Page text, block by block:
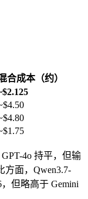
合成本（约）
4o 持平，但输
方面，Qwen3.7-
，但略高于 Gemini